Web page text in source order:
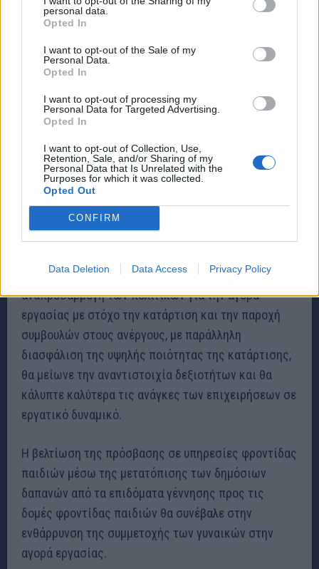
personal data.
Opted In
I want to opt-out of the Sale of my
Personal Data.
Opted In
I want to opt-out of processing my
Personal Data for Targeted Advertising.
Opted In
I want to opt-out of Collection, Use,
Retention, Sale, and/or Sharing of my
Personal Data that Is Unrelated with the
Purposes for which it was collected.
Opted Out
CONFIRM
Data Deletion Data Access Privacy Policy
κανονιστικού πλαισίου θα ενισχύσει τον
Υπάρχει ακόμη περιθώριο για τη μείωση του
κανονιστικού φόρτου μέσω της τυποποίησης και
της επιτάχυνσης της αναθεώρησης των
επιχειρήσεις, της εξασφάλισης αποτελεσματικής
διαβούλευσης με τα ενδιαφερόμενα μέρη σχετικά με
τη νέα νομοθεσία και της άρσης των περιορισμών
στις επαγγελματικές υπηρεσίες, ιδίως στους
Η ενίσχυση της επαγγελματικής κατάρτισης, η
αναπροσαρμογή των πολιτικών για την αγορά
εργασίας με στόχο την κατάρτιση και την παροχή
συμβουλών στους ανέργους, με παράλληλη
διασφάλιση της υψηλής ποιότητας της κατάρτισης,
θα μείωνε την αναντιστοιχία δεξιοτήτων και θα
κάλυπτε καλύτερα τις ανάγκες των επιχειρήσεων σε
εργατικό δυναμικό.
Η βελτίωση της πρόσβασης σε υπηρεσίες φροντίδας
παιδιών μέσω της μετατόπισης των δημόσιων
δαπανών από τα επιδόματα γέννησης προς τις
δομές φροντίδας παιδιών θα συνέβαλε στην
ενθάρρυνση της συμμετοχής των γυναικών στην
αγορά εργασίας.